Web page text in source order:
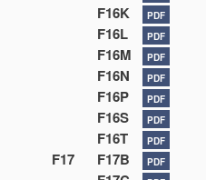
F16K PDF
F16L PDF
F16M PDF
F16N PDF
F16P PDF
F16S PDF
F16T PDF
F17 F17B PDF